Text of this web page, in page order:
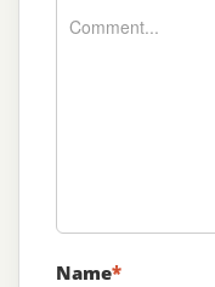
Name*